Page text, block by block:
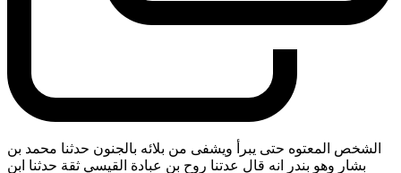
الشخص المعتوه حتى يبرأ ويشفى من بلائه بالجنون حدثنا محمد بن
بشار وهو بندر انه قال عدتنا روح بن عبادة القيسي ثقة حدثنا ابن